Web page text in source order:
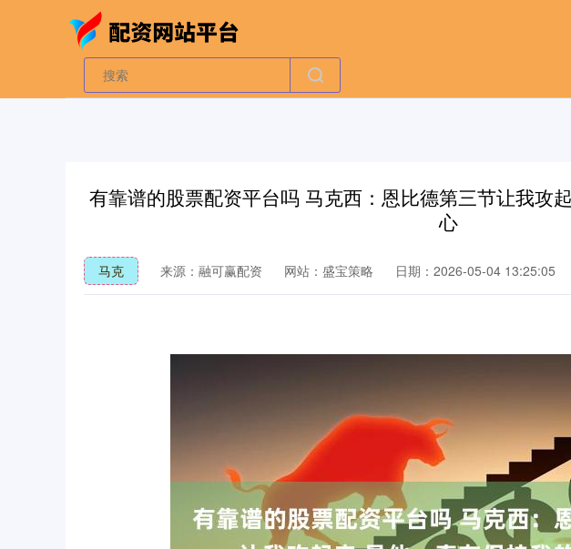
有靠谱的股票配资平台吗 马克西：恩比德第三节让我攻
心
马克 来源：融可赢配资 网站：盛宝策略 日期：2026-05-04 13:25:05